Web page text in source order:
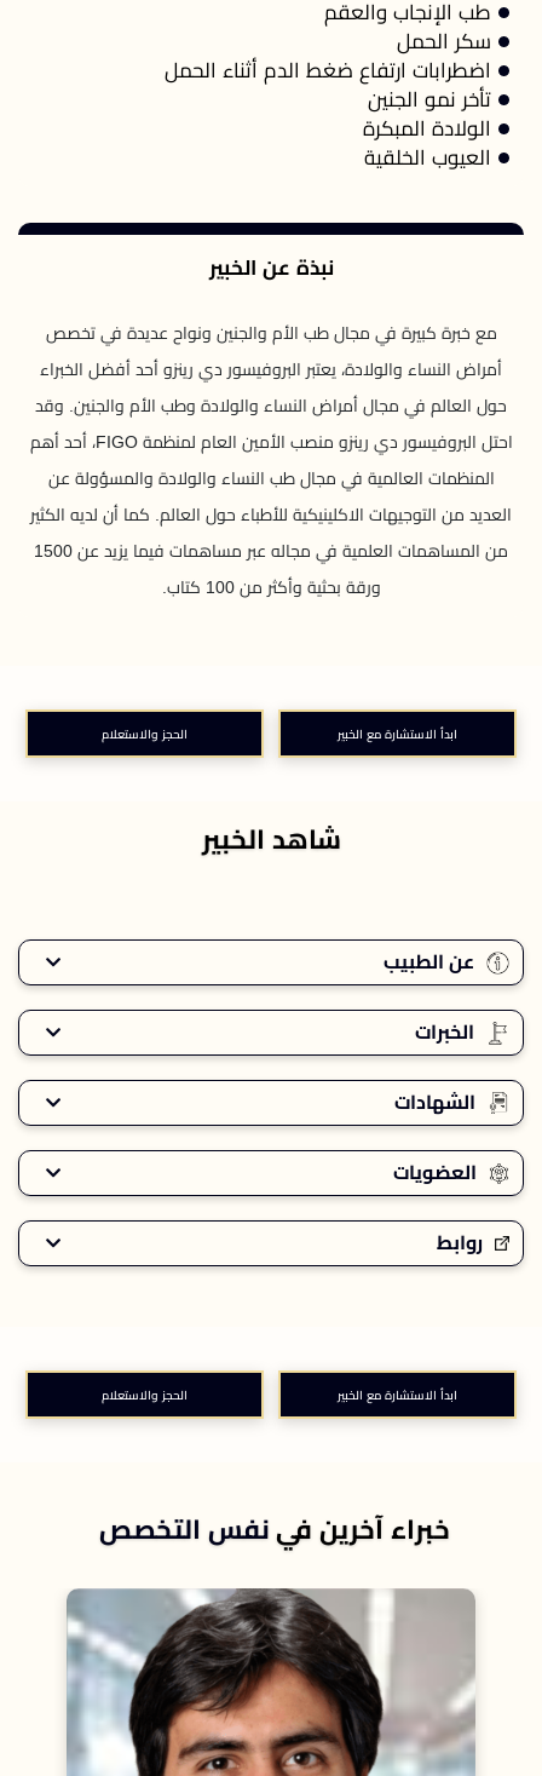
طب الإنجاب والعقم
سكر الحمل
اضطرابات ارتفاع ضغط الدم أثناء الحمل
تأخر نمو الجنين
الولادة المبكرة
العيوب الخلقية
نبذة عن الخبير
مع خبرة كبيرة في مجال طب الأم والجنين ونواح عديدة في تخصص
أمراض النساء والولادة، يعتبر البروفيسور دي رينزو أحد أفضل الخبراء
حول العالم في مجال أمراض النساء والولادة وطب الأم والجنين. وقد
احتل البروفيسور دي رينزو منصب الأمين العام لمنظمة FIGO، أحد أهم
المنظمات العالمية في مجال طب النساء والولادة والمسؤولة عن
العديد من التوجيهات الاكلينيكية للأطباء حول العالم. كما أن لديه الكثير
من المساهمات العلمية في مجاله عبر مساهمات فيما يزيد عن 1500
ورقة بحثية وأكثر من 100 كتاب.
ابدأ الاستشارة مع الخبير الحجز والاستعلام
شاهد الخبير
عن الطبيب
الخبرات
الشهادات
العضويات
روابط
ابدأ الاستشارة مع الخبير الحجز والاستعلام
خبراء آخرين في نفس التخصص